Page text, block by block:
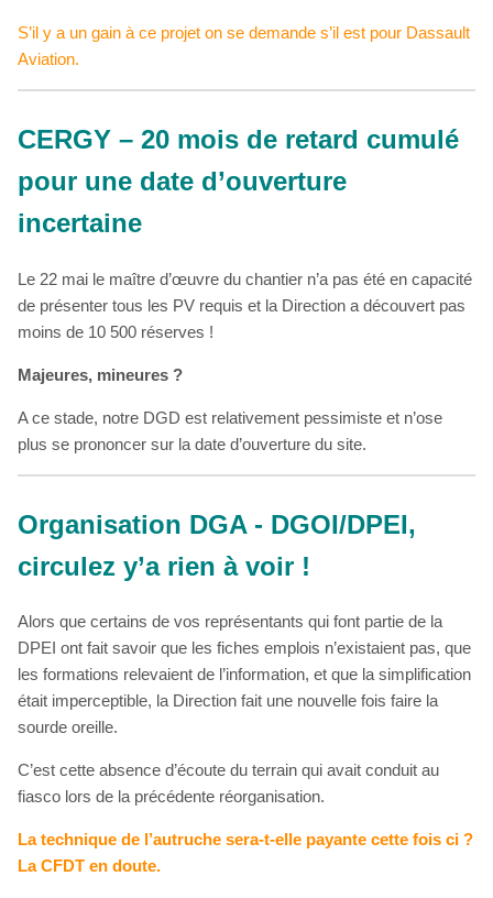
S’il y a un gain à ce projet on se demande s’il est pour Dassault
Aviation.
CERGY – 20 mois de retard cumulé
pour une date d’ouverture
incertaine
Le 22 mai le maître d’œuvre du chantier n’a pas été en capacité
de présenter tous les PV requis et la Direction a découvert pas
moins de 10 500 réserves !
Majeures, mineures ?
A ce stade, notre DGD est relativement pessimiste et n’ose
plus se prononcer sur la date d’ouverture du site.
Organisation DGA - DGOI/DPEI,
circulez y’a rien à voir !
Alors que certains de vos représentants qui font partie de la
DPEI ont fait savoir que les fiches emplois n’existaient pas, que
les formations relevaient de l’information, et que la simplification
était imperceptible, la Direction fait une nouvelle fois faire la
sourde oreille.
C’est cette absence d’écoute du terrain qui avait conduit au
fiasco lors de la précédente réorganisation.
La technique de l’autruche sera-t-elle payante cette fois ci ?
La CFDT en doute.